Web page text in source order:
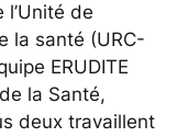
de
la santé (URC-
ERUDITE
la Santé,
deux travaillent